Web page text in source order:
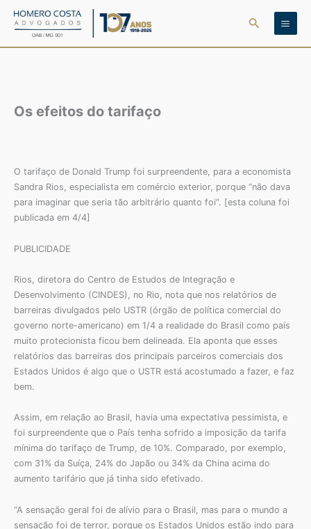
para
Pesquisar
Os efeitos do tarifaço
O tarifaço de Donald Trump foi surpreendente, para a economista
Sandra Rios, especialista em comércio exterior, porque “não dava
para imaginar que seria tão arbitrário quanto foi”. [esta coluna foi
publicada em 4/4]
PUBLICIDADE
Rios, diretora do Centro de Estudos de Integração e
Desenvolvimento (CINDES), no Rio, nota que nos relatórios de
barreiras divulgados pelo USTR (órgão de política comercial do
governo norte-americano) em 1/4 a realidade do Brasil como país
muito protecionista ficou bem delineada. Ela aponta que esses
relatórios das barreiras dos principais parceiros comerciais dos
Estados Unidos é algo que o USTR está acostumado a fazer, e faz
bem.
Assim, em relação ao Brasil, havia uma expectativa pessimista, e
foi surpreendente que o País tenha sofrido a imposição da tarifa
mínima do tarifaço de Trump, de 10%. Comparado, por exemplo,
com 31% da Suíça, 24% do Japão ou 34% da China acima do
aumento tarifário que já tinha sido efetivado.
“A sensação geral foi de alívio para o Brasil, mas para o mundo a
sensação foi de terror, porque os Estados Unidos estão indo para